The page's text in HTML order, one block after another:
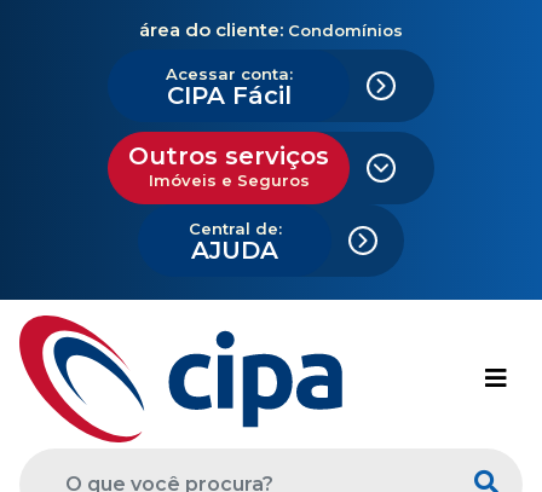
área do cliente: Condomínios
Acessar conta:
CIPA Fácil
Outros serviços
Imóveis e Seguros
Central de:
AJUDA